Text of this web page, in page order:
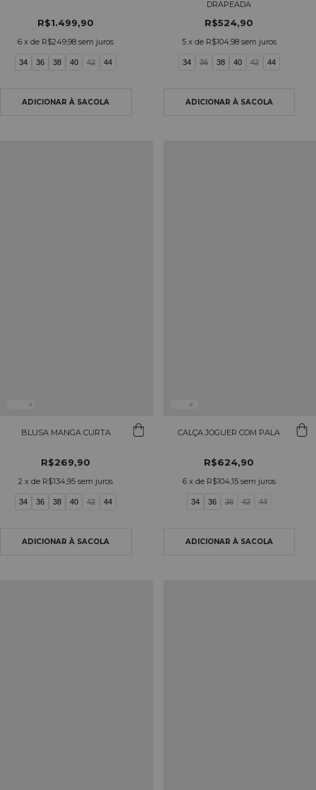
R$1.499,90
6 x de R$249,98 sem juros
34 36 38 40 42 44
DRAPEADA
R$524,90
5 x de R$104,98 sem juros
34 36 38 40 42 44
BLUSA MANGA CURTA
R$269,90
2 x de R$134,95 sem juros
34 36 38 40 42 44
CALÇA JOGUER COM PALA
R$624,90
6 x de R$104,15 sem juros
34 36 38 42 44